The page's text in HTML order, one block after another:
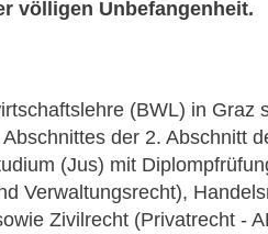
völligen Unbefangenheit.
(BWL) in Graz
der 2. Abschnitt
(Jus) mit
Verwaltungsrecht),
Zivilrecht (Privatrecht -